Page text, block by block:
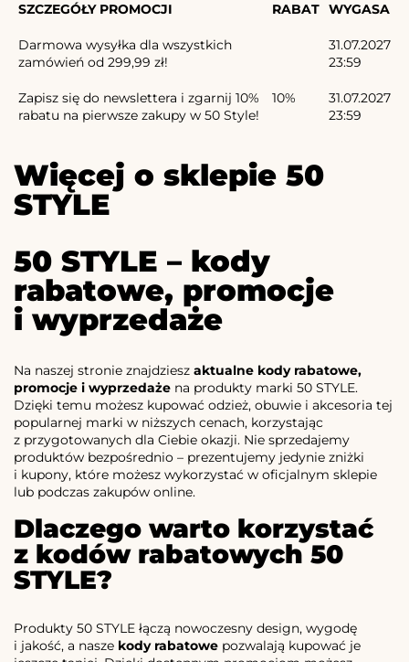
SZCZEGÓŁY PROMOCJI RABAT WYGASA
Darmowa wysyłka dla wszystkich
zamówień od 299,99 zł!
31.07.2027
23:59
Zapisz się do newslettera i zgarnij 10%
rabatu na pierwsze zakupy w 50 Style!
10%
31.07.2027
23:59
Więcej o sklepie 50
STYLE
50 STYLE – kody
rabatowe, promocje
i wyprzedaże
Na naszej stronie znajdziesz aktualne kody rabatowe,
promocje i wyprzedaże na produkty marki 50 STYLE.
Dzięki temu możesz kupować odzież, obuwie i akcesoria tej
popularnej marki w niższych cenach, korzystając
z przygotowanych dla Ciebie okazji. Nie sprzedajemy
produktów bezpośrednio – prezentujemy jedynie zniżki
i kupony, które możesz wykorzystać w oficjalnym sklepie
lub podczas zakupów online.
Dlaczego warto korzystać
z kodów rabatowych 50
STYLE?
Produkty 50 STYLE łączą nowoczesny design, wygodę
i jakość, a nasze kody rabatowe pozwalają kupować je